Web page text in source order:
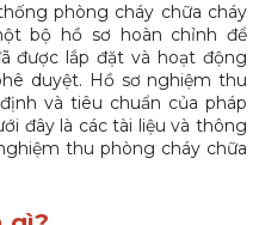
phòng cháy chữa cháy
bộ hồ sơ hoàn chỉnh để
được lắp đặt và hoạt động
duyệt. Hồ sơ nghiệm thu
và tiêu chuẩn của pháp
đây là các tài liệu và thông
thu phòng cháy chữa